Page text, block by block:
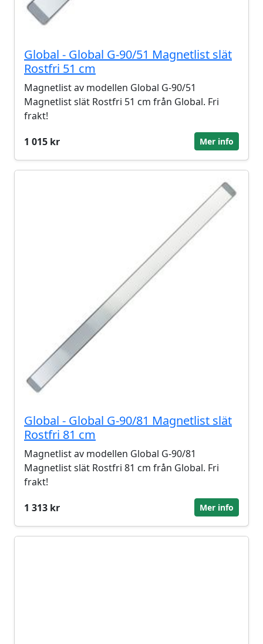
Global - Global G-90/51 Magnetlist slät
Rostfri 51 cm
Magnetlist av modellen Global G-90/51
Magnetlist slät Rostfri 51 cm från Global. Fri
frakt!
1 015 kr
Mer info
Global - Global G-90/81 Magnetlist slät
Rostfri 81 cm
Magnetlist av modellen Global G-90/81
Magnetlist slät Rostfri 81 cm från Global. Fri
frakt!
1 313 kr
Mer info